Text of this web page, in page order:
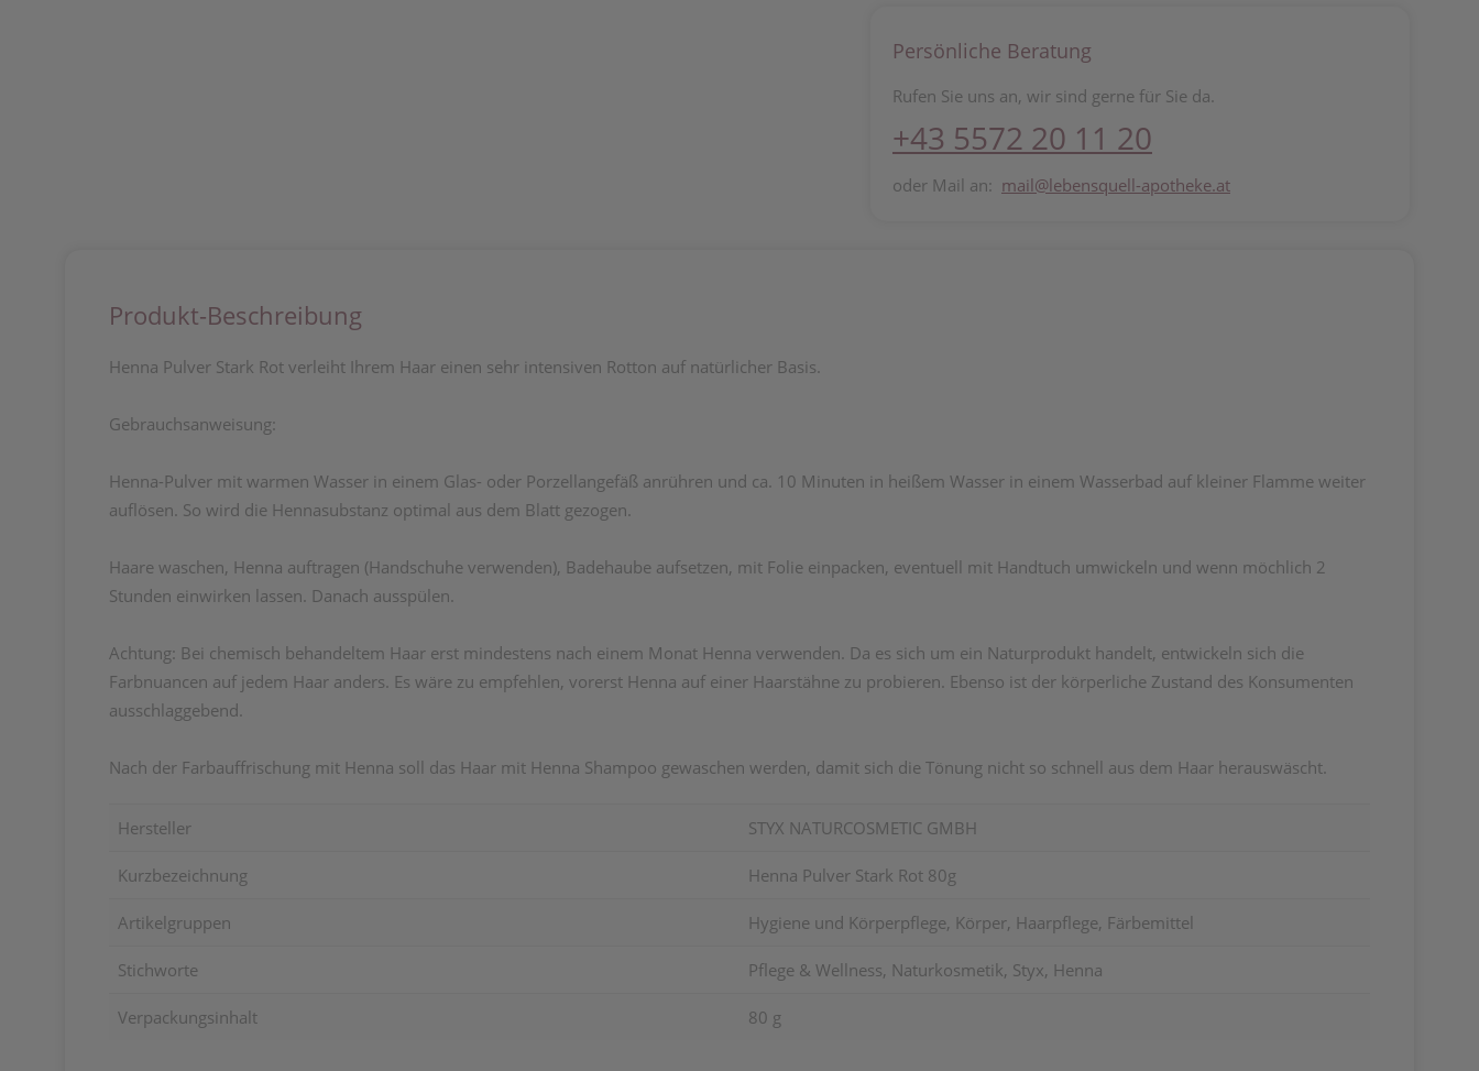
Persönliche Beratung
Rufen Sie uns an, wir sind gerne für Sie da.
+43 5572 20 11 20
oder Mail an: mail@lebensquell-apotheke.at
Produkt-Beschreibung
Henna Pulver Stark Rot verleiht Ihrem Haar einen sehr intensiven Rotton auf natürlicher Basis.
Gebrauchsanweisung:
Henna-Pulver mit warmen Wasser in einem Glas- oder Porzellangefäß anrühren und ca. 10 Minuten in heißem Wasser in einem Wasserbad auf kleiner Flamme weiter
auflösen. So wird die Hennasubstanz optimal aus dem Blatt gezogen.
Haare waschen, Henna auftragen (Handschuhe verwenden), Badehaube aufsetzen, mit Folie einpacken, eventuell mit Handtuch umwickeln und wenn möchlich 2
Stunden einwirken lassen. Danach ausspülen.
Achtung: Bei chemisch behandeltem Haar erst mindestens nach einem Monat Henna verwenden. Da es sich um ein Naturprodukt handelt, entwickeln sich die
Farbnuancen auf jedem Haar anders. Es wäre zu empfehlen, vorerst Henna auf einer Haarstähne zu probieren. Ebenso ist der körperliche Zustand des Konsumenten
ausschlaggebend.
Nach der Farbauffrischung mit Henna soll das Haar mit Henna Shampoo gewaschen werden, damit sich die Tönung nicht so schnell aus dem Haar herauswäscht.
Hersteller STYX NATURCOSMETIC GMBH
Kurzbezeichnung Henna Pulver Stark Rot 80g
Artikelgruppen Hygiene und Körperpflege, Körper, Haarpflege, Färbemittel
Stichworte Pflege & Wellness, Naturkosmetik, Styx, Henna
Verpackungsinhalt 80 g